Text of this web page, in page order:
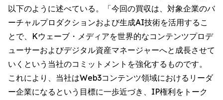
以下のように述べている。「今回の買収は、対象企業のバ
ーチャルプロダクションおよび生成AI技術を活用するこ
とで、Kウェーブ・メディアを世界的なコンテンツプロデ
ューサーおよびデジタル資産マネージャーへと成長させて
いくという当社のコミットメントを強化するものです。
これにより、当社はWeb3コンテンツ領域におけるリーダ
ー企業になるという目標に一歩近づき、IP権利をトーク